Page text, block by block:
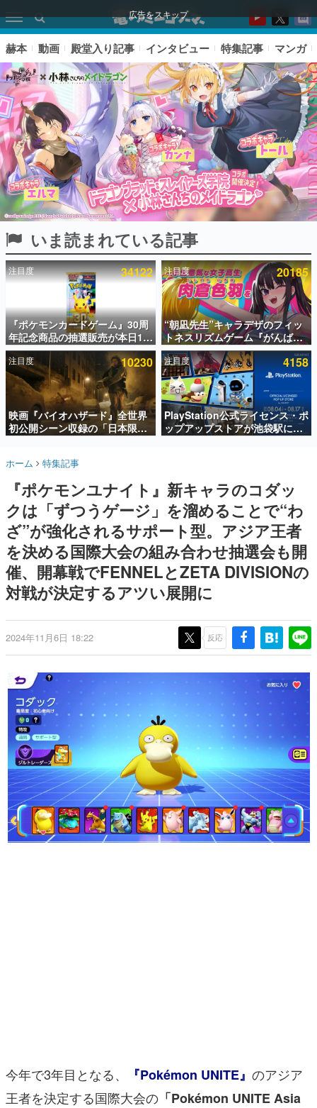
広告をスキップ
ピックアップ
電ファミのいま読まれている記事ランキング
アプリセール情報
インタビュー
連載・特集一覧
殿堂入り記事
SNS拡散数が数千以上！ ページビュー数万以上！ などな
ど。多くの人々に読まれた、電ファミ渾身の“殿堂入り”記
事をまとめました。
名作ゲームクリエイターの方々に製作時のエピソードをお
きます。
赫本
この物語を解いてはいけない。『赫本』は、〈試験問題〉
の形をした短編ホラー小説集です。
新世代に訊く
これからのデジタルゲーム市場を担う若きクリエイター達
の姿を追い、彼らのルーツと情熱を探っていきます。
ゲーム世代の作家たち
ゲームに多大な影響を受けた作家さんに取材し、ゲームが
日本のコンテンツ産業やカルチャーに与えた影響を探る企
画です。
日本モバイルゲーム産業史
日本のモバイルゲーム史における主要なトピック・タイト
ルを網羅するほか、開発者へのインタビューや識者による
解説を掲載。約20年の歴史が一望できる決定版！
若ゲのいたり〜ゲームクリエイターの青春〜
『うつヌケ』『ペンと箸』等で知られるマンガ家・田中圭
一先生によるゲーム業界レポートマンガです。
なんでゲームは面白い？
ゲーム開発者・hamatsu氏がゲームの魅力を画面や操作の
具体的な形から解き明かしていく、硬派で骨太な評論連載
です。
その他
電ファミニコゲーマーとは？
赫本 動画 殿堂入り記事 インタビュー 特集記事 マンガ
いま読まれている記事
注目度 34122
『ポケモンカードゲーム』30周
年記念商品の抽選販売が本日12
時より開始。拡張パック「30th
CELEBRATION」のボックス
に、「プレミアムデッキセット
エーフィ・ブラッキー」
「FUTURISTIC BOX」の計3商
品
注目度 20185
“朝凪先生”キャラデザのフィッ
トネスリズムゲーム『がんば
れ！チアリズム』Steamストア
ページが公開。キャラクターの
CVは陽向葵ゅかさん
注目度 10230
映画『バイオハザード』全世界
初公開シーン収録の「日本限
定」予告映像が解禁。バイオの
「ラクーンシティ総合病院」へ
注目度 4158
PlayStation公式ライセンス・ポ
ップアップストアが池袋駅にて
期間限定で開催。夏のアパレル
ホーム 特集記事
『ポケモンユナイト』新キャラのコダッ
クは「ずつうゲージ」を溜めることで“わ
ざ”が強化されるサポート型。アジア王者
を決める国際大会の組み合わせ抽選会も開
催、開幕戦でFENNELとZETA DIVISIONの
対戦が決定するアツい展開に
2024年11月6日 18:22 反応
今年で3年目となる、 『Pokémon UNITE』 のアジア
王者を決定する国際大会の 「Pokémon UNITE Asia